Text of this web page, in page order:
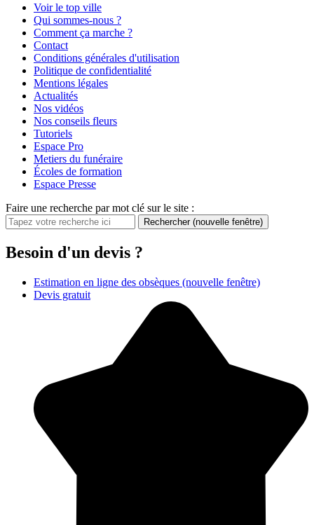
Voir le top ville
Qui sommes-nous ?
Comment ça marche ?
Contact
Conditions générales d'utilisation
Politique de confidentialité
Mentions légales
Actualités
Nos vidéos
Nos conseils fleurs
Tutoriels
Espace Pro
Metiers du funéraire
Écoles de formation
Espace Presse
Faire une recherche par mot clé sur le site :
Rechercher (nouvelle fenêtre)
Besoin d'un devis ?
Estimation en ligne des obsèques (nouvelle fenêtre)
Devis gratuit